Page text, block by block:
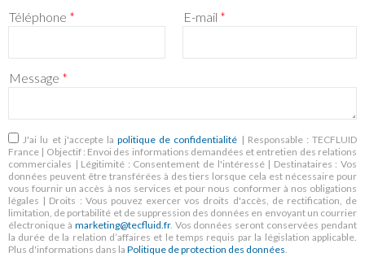
Téléphone * E-mail *
Message *
RGPD *
J'ai lu et j'accepte lapolitique de confidentialité | Responsable : TECFLUID
France | Objectif : Envoi des informations demandées et entretien des relations
commerciales | Légitimité : Consentement de l'intéressé | Destinataires : Vos
données peuvent être transférées à des tiers lorsque cela est nécessaire pour
vous fournir un accès à nos services et pour nous conformer à nos obligations
légales | Droits : Vous pouvez exercer vos droits d'accès, de rectification, de
limitation, de portabilité et de suppression des données en envoyant un courrier
électronique à marketing@tecfluid.fr. Vos données seront conservées pendant
la durée de la relation d’affaires et le temps requis par la législation applicable.
Plus d'informations dans la Politique de protection des données.